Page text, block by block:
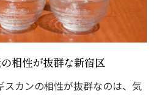
相性が抜群な新宿区
カンの相性が抜群なのは、気